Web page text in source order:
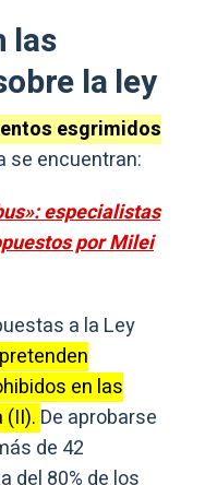
las
la ley
esgrimidos
se encuentran:
especialistas
por Milei
a la Ley
en las
(II). De aprobarse
de 42